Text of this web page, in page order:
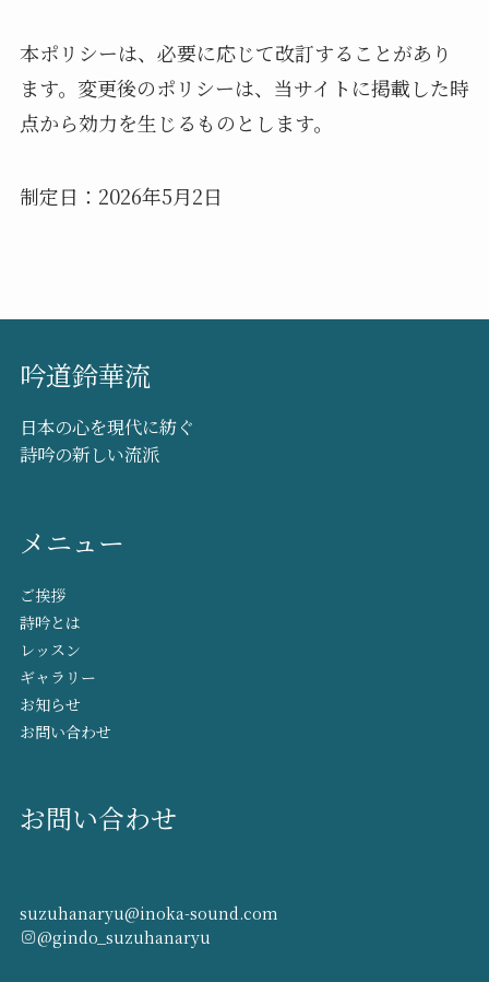
本ポリシーは、必要に応じて改訂することがあり
ます。変更後のポリシーは、当サイトに掲載した時
点から効力を生じるものとします。
制定日：2026年5月2日
吟道鈴華流
日本の心を現代に紡ぐ
詩吟の新しい流派
メニュー
ご挨拶
詩吟とは
レッスン
ギャラリー
お知らせ
お問い合わせ
お問い合わせ
suzuhanaryu@inoka-sound.com
@gindo_suzuhanaryu